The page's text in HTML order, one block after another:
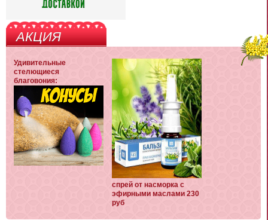
АКЦИЯ
Удивительные
стелющиеся
благовония:
спрей от насморка с
эфирными маслами 230
руб